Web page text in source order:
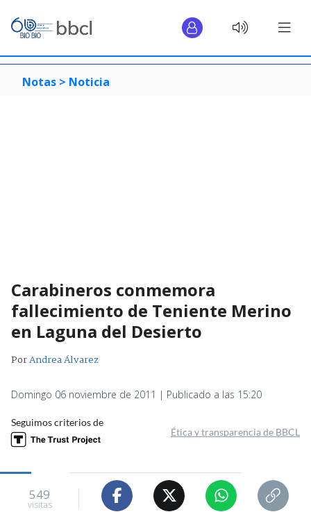
Notas > Noticia
Carabineros conmemora
fallecimiento de Teniente Merino
en Laguna del Desierto
PorAndrea Álvarez
Domingo 06 noviembre de 2011 | Publicado a las 15:20
Seguimos criterios de
Ética y transparencia de BBCL
549
visitas